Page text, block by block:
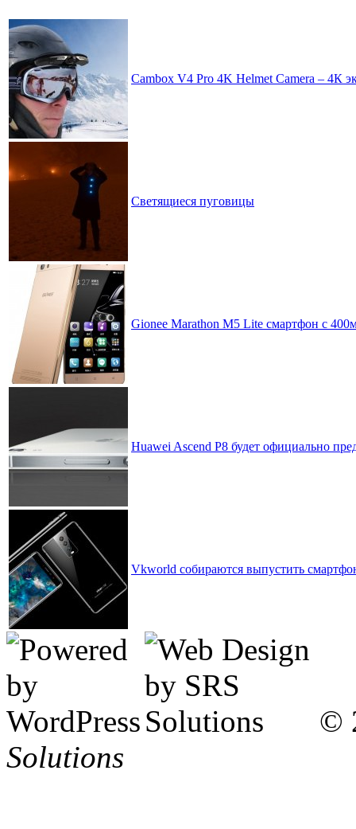
Cambox V4 Pro 4K Helmet Camera – 4К
Светящиеся пуговицы
Gionee Marathon M5 Lite смартфон с
Huawei Ascend P8 будет официально
Vkworld собираются выпустить
©
Solutions